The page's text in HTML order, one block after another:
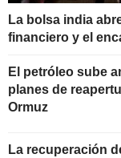
La bolsa india
financiero y el
El petróleo sube
planes de
Ormuz
La recuperación